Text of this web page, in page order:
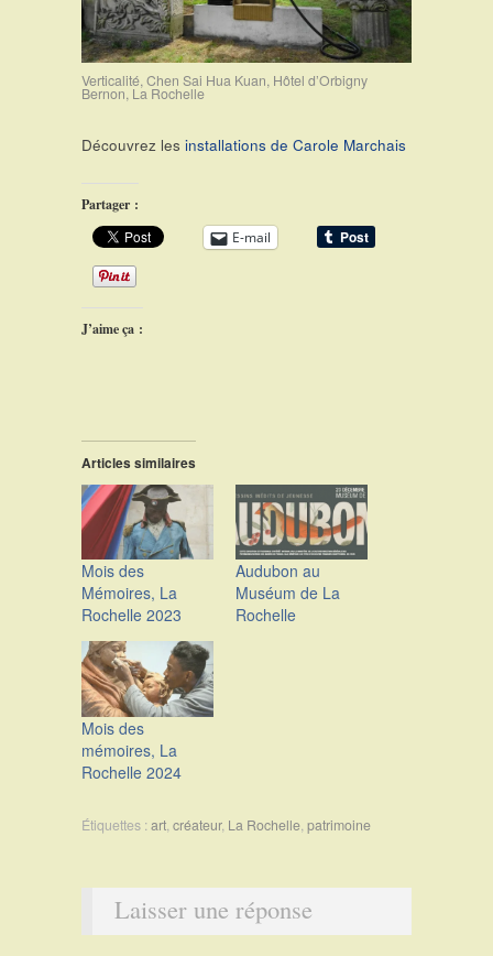
Verticalité, Chen Sai Hua Kuan, Hôtel d’Orbigny
Bernon, La Rochelle
Découvrez les installations de Carole Marchais
Partager :
E-mail
J’aime ça :
Articles similaires
Mois des
Mémoires, La
Rochelle 2023
Audubon au
Muséum de La
Rochelle
Mois des
mémoires, La
Rochelle 2024
Étiquettes :art créateur, La Rochelle patrimoine
Laisser une réponse